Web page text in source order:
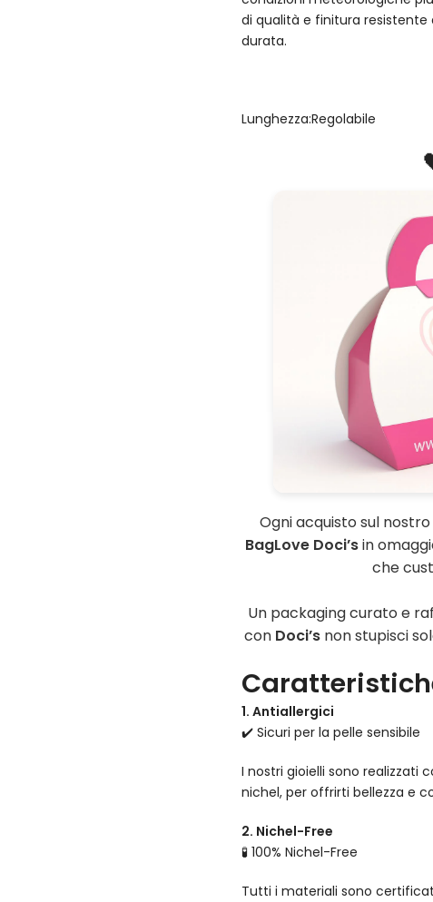
di qualità e finitura resistente
durata.
Lunghezza:Regolabile
Ogni acquisto sul
BagLove Doci’sin
che
Un packaging curato e
con Doci’s non stupisci
1. Antiallergici
✔️ Sicuri per la pelle sensibile
I nostri gioielli sono realizzati
nichel, per offrirti bellezza e
2. Nichel-Free
🧪 100% Nichel-Free
Tutti i materiali sono